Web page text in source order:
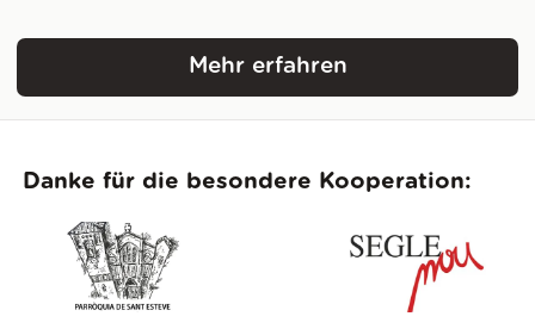
Mehr erfahren
Danke für die besondere Kooperation: